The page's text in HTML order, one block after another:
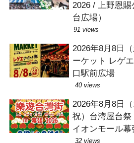
2026 / 上野恩
台広場）
91 views
2026年8月8日
ーケット レゲ
口駅前広場
40 views
2026年8月8日
祝）台湾屋台
イオンモール
32 views